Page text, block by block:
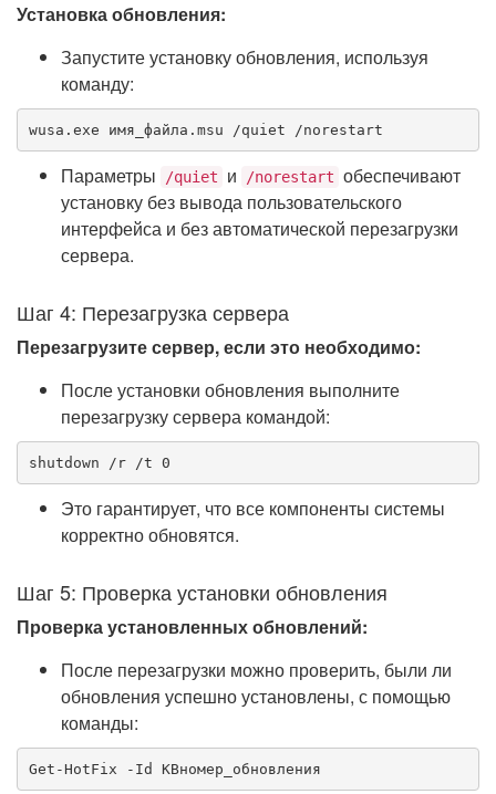
Установка обновления:
Запустите установку обновления, используя
команду:
wusa.exe имя_файла.msu /quiet /norestart
Параметры /quiet и /norestart обеспечивают
установку без вывода пользовательского
интерфейса и без автоматической перезагрузки
сервера.
Шаг 4: Перезагрузка сервера
Перезагрузите сервер, если это необходимо:
После установки обновления выполните
перезагрузку сервера командой:
shutdown /r /t 0
Это гарантирует, что все компоненты системы
корректно обновятся.
Шаг 5: Проверка установки обновления
Проверка установленных обновлений:
После перезагрузки можно проверить, были ли
обновления успешно установлены, с помощью
команды:
Get-HotFix -Id KBномер_обновления